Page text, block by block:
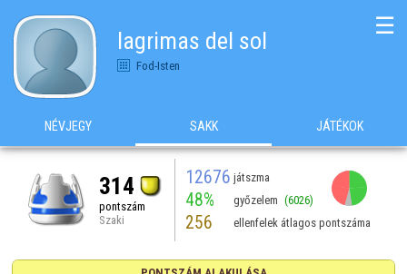
lagrimas del sol
Fod-Isten
☰
NÉVJEGY SAKK JÁTÉKOK
314
pontszám
Szaki
12676 játszma
48% győzelem (6026)
256 ellenfelek átlagos pontszáma